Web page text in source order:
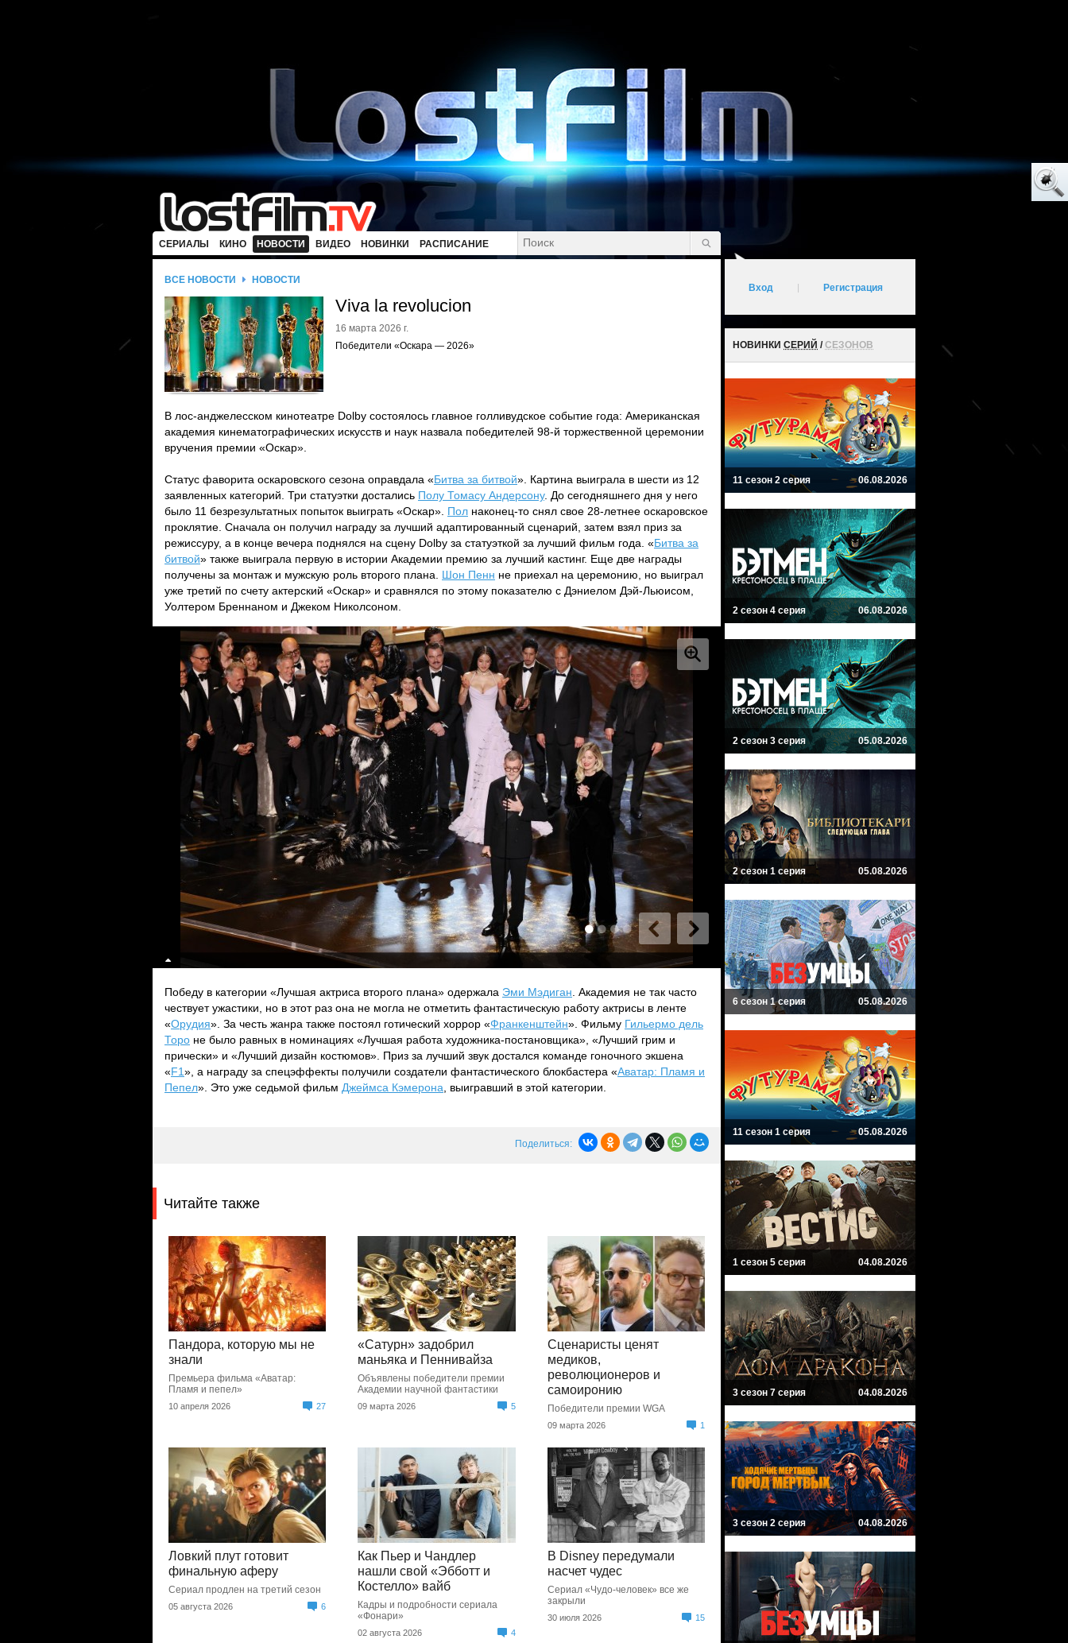
СЕРИАЛЫ КИНО НОВОСТИ ВИДЕО НОВИНКИ РАСПИСАНИЕ
ВСЕ НОВОСТИ НОВОСТИ
Viva la revolucion
16 марта 2026 г.
Победители «Оскара — 2026»
В лос-анджелесском кинотеатре Dolby состоялось главное голливудское событие года: Американская
академия кинематографических искусств и наук назвала победителей 98-й торжественной церемонии
вручения премии «Оскар».
Статус фаворита оскаровского сезона оправдала «Битва за битвой». Картина выиграла в шести из 12
заявленных категорий. Три статуэтки достались Полу Томасу Андерсону. До сегодняшнего дня у него
было 11 безрезультатных попыток выиграть «Оскар». Пол наконец-то снял свое 28-летнее оскаровское
проклятие. Сначала он получил награду за лучший адаптированный сценарий, затем взял приз за
режиссуру, а в конце вечера поднялся на сцену Dolby за статуэткой за лучший фильм года. «Битва за
битвой» также выиграла первую в истории Академии премию за лучший кастинг. Еще две награды
получены за монтаж и мужскую роль второго плана. Шон Пенн не приехал на церемонию, но выиграл
уже третий по счету актерский «Оскар» и сравнялся по этому показателю с Дэниелом Дэй-Льюисом,
Уолтером Бреннаном и Джеком Николсоном.
Победу в категории «Лучшая актриса второго плана» одержала Эми Мэдиган . Академия не так часто
чествует ужастики, но в этот раз она не могла не отметить фантастическую работу актрисы в ленте
«Орудия». За честь жанра также постоял готический хоррор «Франкенштейн». Фильму Гильермо дель
Торо не было равных в номинациях «Лучшая работа художника-постановщика», «Лучший грим и
прически» и «Лучший дизайн костюмов». Приз за лучший звук достался команде гоночного экшена
«F1», а награду за спецэффекты получили создатели фантастического блокбастера «Аватар: Пламя и
Пепел». Это уже седьмой фильм Джеймса Кэмерона , выигравший в этой категории.
Поделиться:
Читайте также
Пандора, которую мы не
знали
Премьера фильма «Аватар:
Пламя и пепел»
10 апреля 2026 27
«Сатурн» задобрил
маньяка и Пеннивайза
Объявлены победители премии
Академии научной фантастики
09 марта 2026 5
Сценаристы ценят
медиков,
революционеров и
самоиронию
Победители премии WGA
09 марта 2026 1
Ловкий плут готовит
финальную аферу
Сериал продлен на третий сезон
05 августа 2026 6
Как Пьер и Чандлер
нашли свой «Эбботт и
Костелло» вайб
Кадры и подробности сериала
«Фонари»
02 августа 2026 4
В Disney передумали
насчет чудес
Сериал «Чудо-человек» все же
закрыли
30 июля 2026 15
Вход Регистрация
НОВИНКИ СЕРИЙ /СЕЗОНОВ
11 сезон 2 серия 06.08.2026
2 сезон 4 серия 06.08.2026
2 сезон 3 серия 05.08.2026
2 сезон 1 серия 05.08.2026
6 сезон 1 серия 05.08.2026
11 сезон 1 серия 05.08.2026
1 сезон 5 серия 04.08.2026
3 сезон 7 серия 04.08.2026
3 сезон 2 серия 04.08.2026